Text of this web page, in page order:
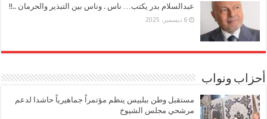
عبدالسلام بدر يكتب… ناس . وناس بين التبذير والحرمان ..!!
6 ديسمبر، 2025
أحزاب ونواب
مستقبل وطن ببلبيس ينظم مؤتمراً جماهيرياً حاشدا لدعم
مرشحي مجلس الشيوخ